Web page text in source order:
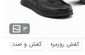
۳
کفش روزمره کفش و صندل